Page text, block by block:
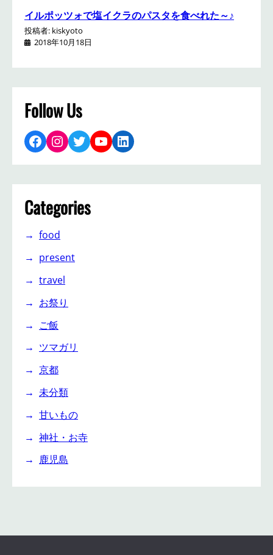
イルポッツォで塩イクラのパスタを食べれた～♪
投稿者: kiskyoto
2018年10月18日
Follow Us
Facebook Instagram Twitter YouTube LinkedIn
Categories
food
present
travel
お祭り
ご飯
ツマガリ
京都
未分類
甘いもの
神社・お寺
鹿児島